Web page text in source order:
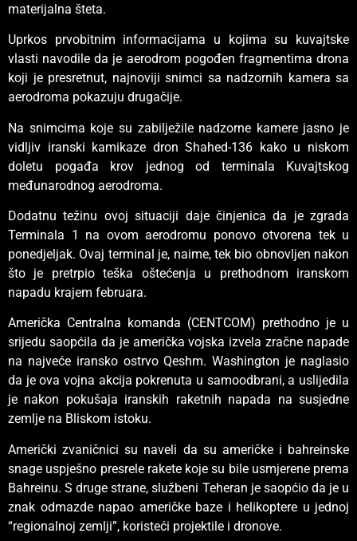
materijalna šteta.
Uprkos prvobitnim informacijama u kojima su kuvajtske
vlasti navodile da je aerodrom pogođen fragmentima drona
koji je presretnut, najnoviji snimci sa nadzornih kamera sa
aerodroma pokazuju drugačije.
Na snimcima koje su zabilježile nadzorne kamere jasno je
vidljiv iranski kamikaze dron Shahed-136 kako u niskom
doletu pogađa krov jednog od terminala Kuvajtskog
međunarodnog aerodroma.
Dodatnu težinu ovoj situaciji daje činjenica da je zgrada
Terminala 1 na ovom aerodromu ponovo otvorena tek u
ponedjeljak. Ovaj terminal je, naime, tek bio obnovljen nakon
što je pretrpio teška oštećenja u prethodnom iranskom
napadu krajem februara.
Američka Centralna komanda (CENTCOM) prethodno je u
srijedu saopćila da je američka vojska izvela zračne napade
na najveće iransko ostrvo Qeshm. Washington je naglasio
da je ova vojna akcija pokrenuta u samoodbrani, a uslijedila
je nakon pokušaja iranskih raketnih napada na susjedne
zemlje na Bliskom istoku.
Američki zvaničnici su naveli da su američke i bahreinske
snage uspješno presrele rakete koje su bile usmjerene prema
Bahreinu. S druge strane, službeni Teheran je saopćio da je u
znak odmazde napao američke baze i helikoptere u jednoj
“regionalnoj zemlji”, koristeći projektile i dronove.